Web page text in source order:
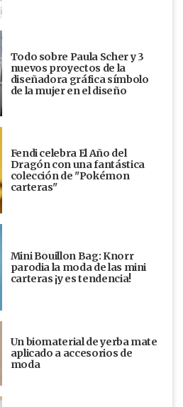
Todo sobre Paula Scher y 3
nuevos proyectos de la
diseñadora gráfica símbolo
de la mujer en el diseño
Fendi celebra El Año del
Dragón con una fantástica
colección de "Pokémon
carteras"
Mini Bouillon Bag: Knorr
parodia la moda de las mini
carteras ¡y es tendencia!
Un biomaterial de yerba mate
aplicado a accesorios de
moda